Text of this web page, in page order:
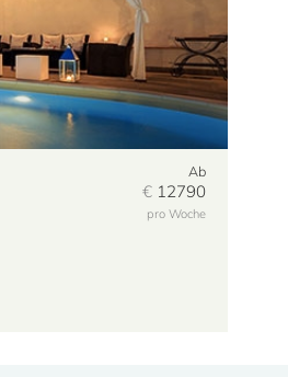
Ab
€12790
pro Woche